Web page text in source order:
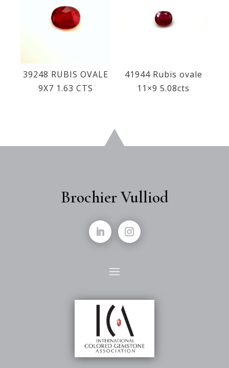
39248 RUBIS OVALE
9X7 1.63 CTS
41944 Rubis ovale
11×9 5.08cts
Brochier Vulliod